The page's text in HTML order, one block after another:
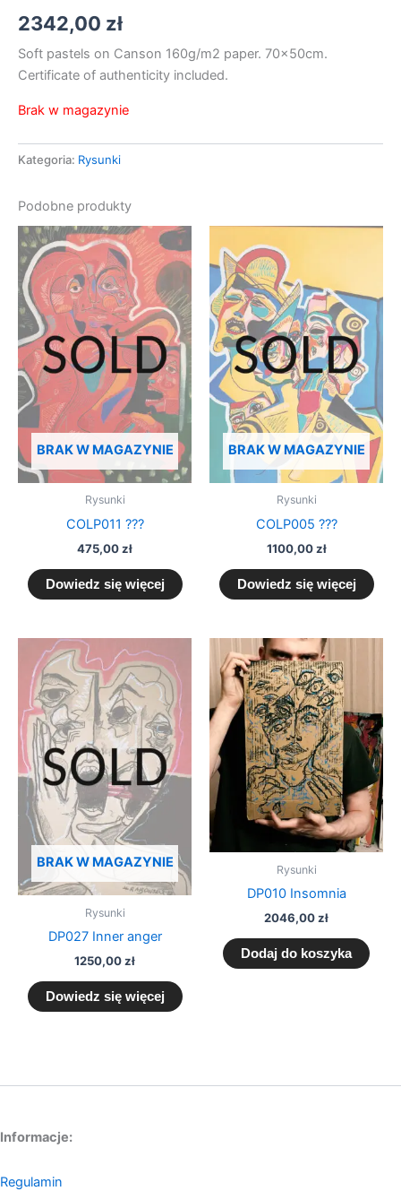
2342,00 zł
Soft pastels on Canson 160g/m2 paper. 70x50cm.
Certificate of authenticity included.
Brak w magazynie
Kategoria: Rysunki
Podobne produkty
BRAK W MAGAZYNIE
Rysunki
COLP011 ???
475,00zł
Dowiedz się więcej
BRAK W MAGAZYNIE
Rysunki
COLP005 ???
1100,00zł
Dowiedz się więcej
BRAK W MAGAZYNIE
Rysunki
DP027 Inner anger
1250,00zł
Dowiedz się więcej
Rysunki
DP010 Insomnia
2046,00zł
Dodaj do koszyka
Informacje:
Regulamin